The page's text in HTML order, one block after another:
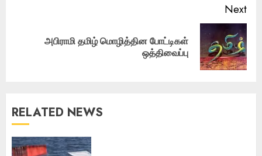
Next
அபிராமி தமிழ் மொழித்தின போட்டிகள்
ஒத்திவைப்பு
RELATED NEWS